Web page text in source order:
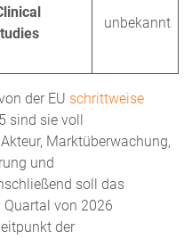
unbekannt
der EU schrittweise
sind sie voll
Marktüberwachung,
und
soll das
von 2026
der